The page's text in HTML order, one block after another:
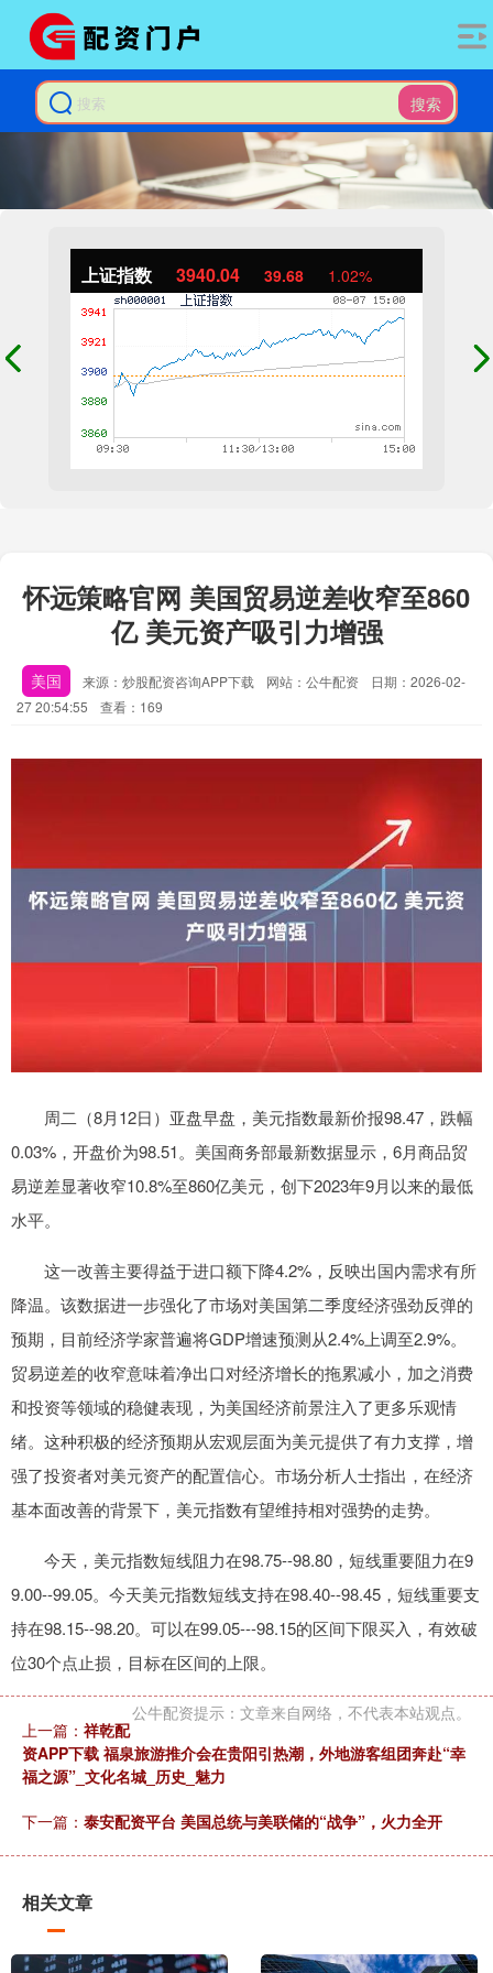
搜索
上证指数 3940.04 39.68 1.02%
怀远策略官网 美国贸易逆差收窄至860
亿 美元资产吸引力增强
美国 来源：炒股配资咨询APP下载 网站：公牛配资
日期：2026-02-
27 20:54:55
查看：169
周二（8月12日）亚盘早盘，美元指数最新价报98.47，跌幅
0.03%，开盘价为98.51。美国商务部最新数据显示，6月商品贸
易逆差显著收窄10.8%至860亿美元，创下2023年9月以来的最低
水平。
这一改善主要得益于进口额下降4.2%，反映出国内需求有所
降温。该数据进一步强化了市场对美国第二季度经济强劲反弹的
预期，目前经济学家普遍将GDP增速预测从2.4%上调至2.9%。
贸易逆差的收窄意味着净出口对经济增长的拖累减小，加之消费
和投资等领域的稳健表现，为美国经济前景注入了更多乐观情
绪。这种积极的经济预期从宏观层面为美元提供了有力支撑，增
强了投资者对美元资产的配置信心。市场分析人士指出，在经济
基本面改善的背景下，美元指数有望维持相对强势的走势。
今天，美元指数短线阻力在98.75--98.80，短线重要阻力在9
9.00--99.05。今天美元指数短线支持在98.40--98.45，短线重要支
持在98.15--98.20。可以在99.05---98.15的区间下限买入，有效破
位30个点止损，目标在区间的上限。
公牛配资提示：文章来自网络，不代表本站观点。
上一篇： 祥乾配
资APP下载 福泉旅游推介会在贵阳引热潮，外地游客组团奔赴“幸
福之源”_文化名城_历史_魅力
下一篇： 泰安配资平台 美国总统与美联储的“战争”，火力全开
相关文章